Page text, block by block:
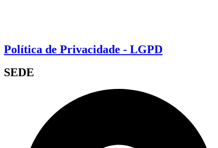
Política de Privacidade - LGPD
SEDE